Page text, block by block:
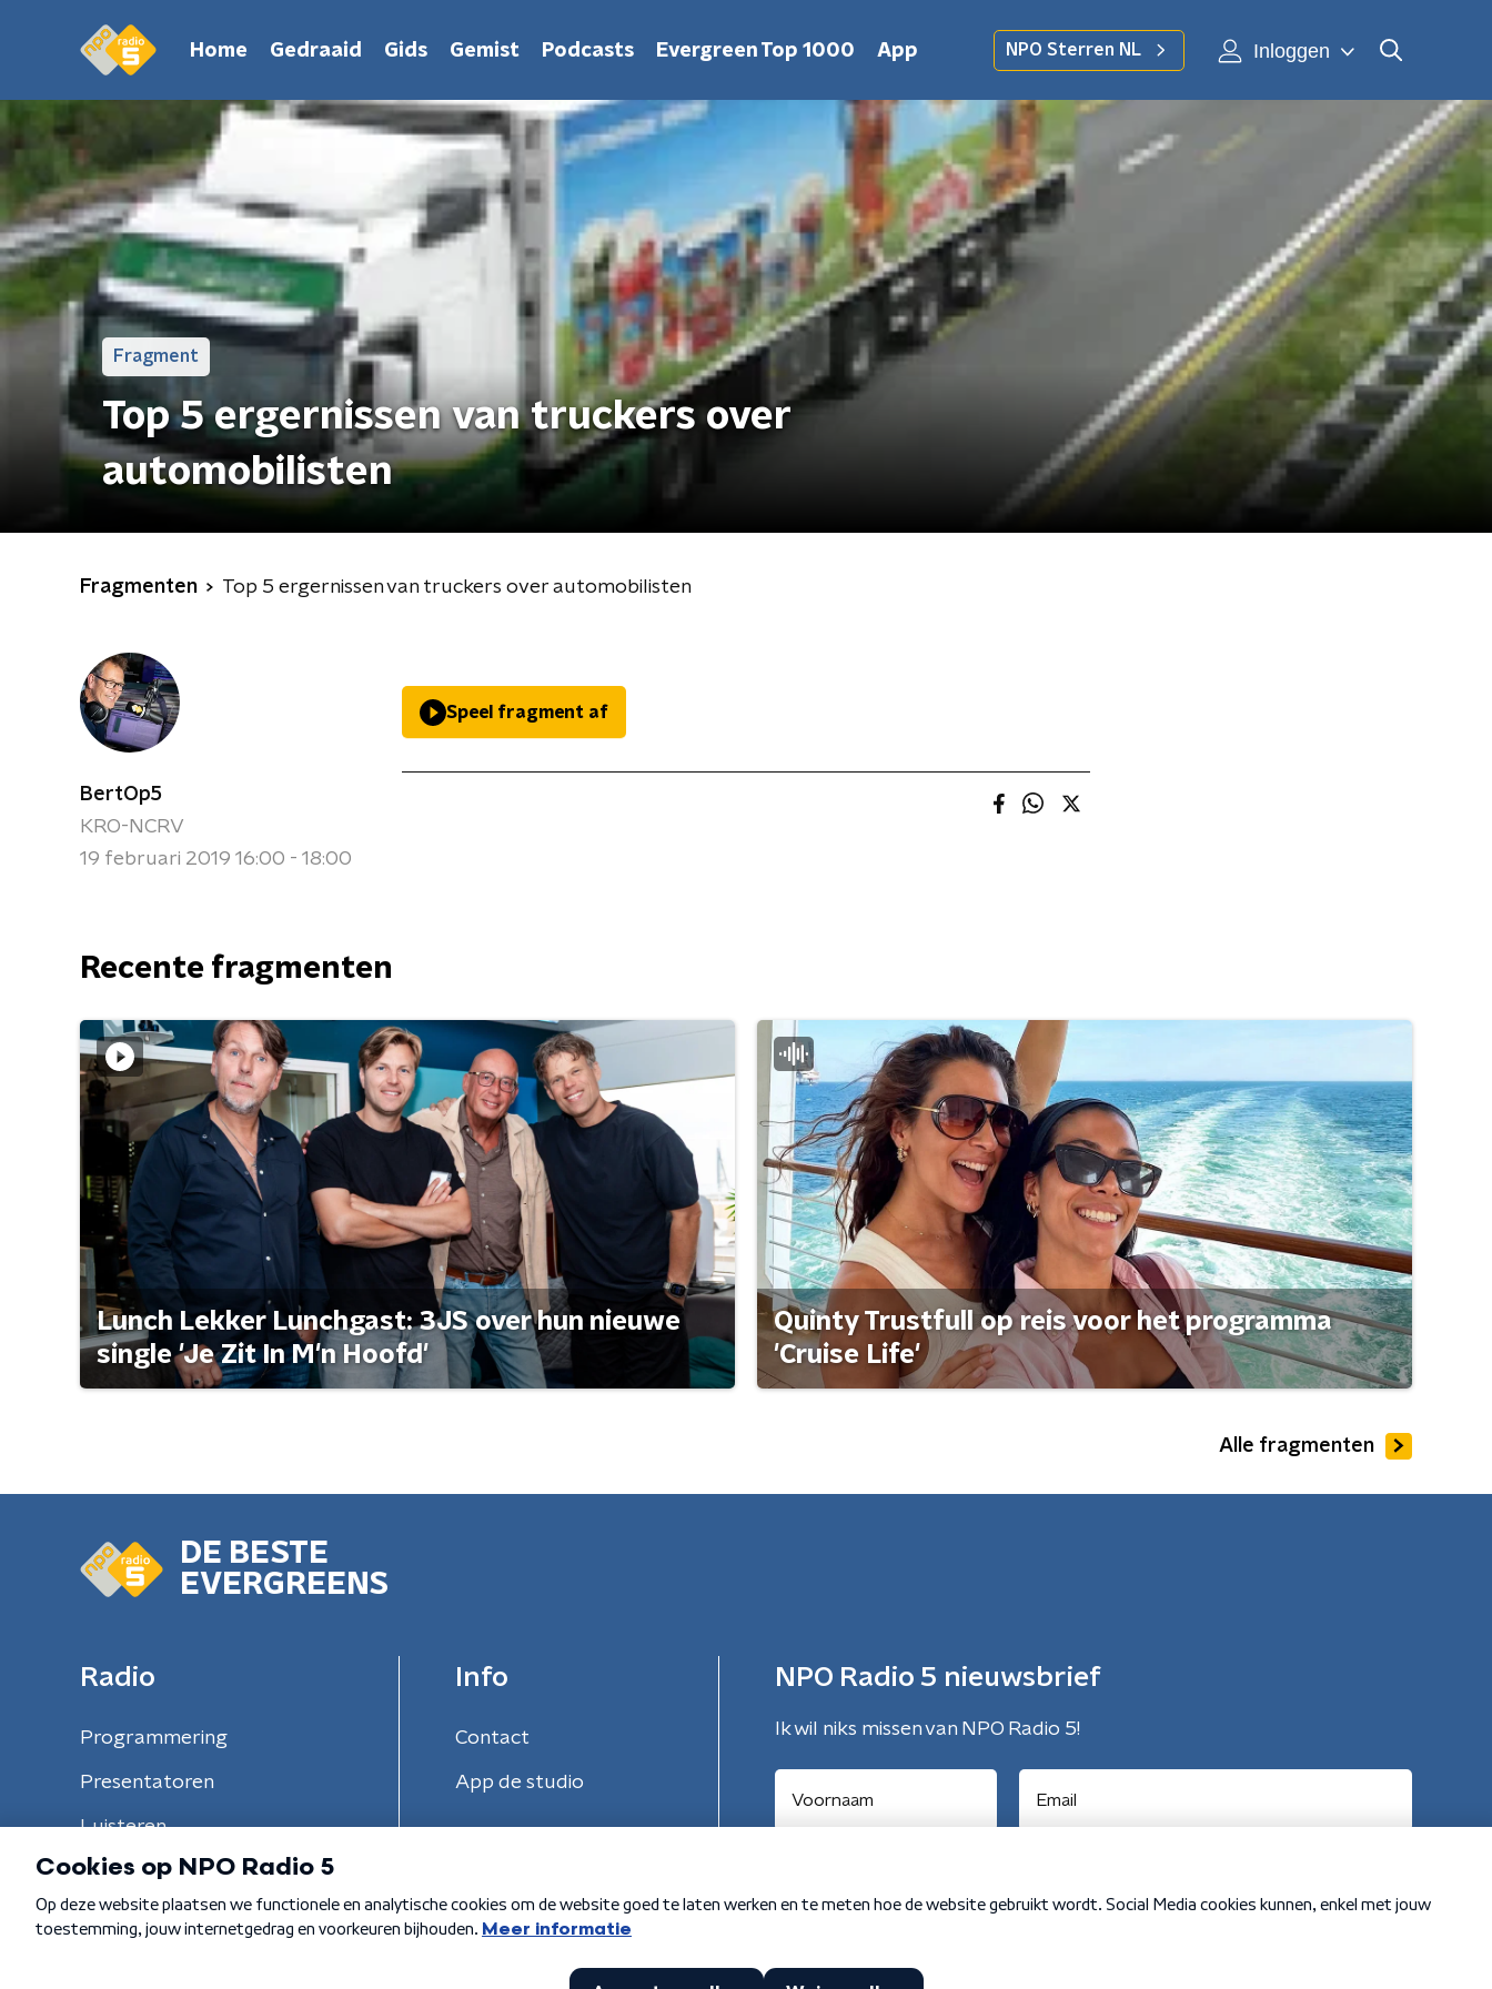
Home Gedraaid Gids Gemist Podcasts Evergreen Top 1000 App NPO Sterren NL Inloggen
Fragment
Top 5 ergernissen van truckers over
automobilisten
Fragmenten Top 5 ergernissen van truckers over automobilisten
BertOp5
KRO-NCRV
19 februari 2019 16:00 - 18:00
Speel fragment af
Recente fragmenten
Lunch Lekker Lunchgast: 3JS over hun nieuwe
single 'Je Zit In M'n Hoofd'
Quinty Trustfull op reis voor het programma
'Cruise Life'
Alle fragmenten
DE BESTE
EVERGREENS
Radio
Programmering
Presentatoren
Luisteren
Info
Contact
App de studio
NPO Radio 5 nieuwsbrief
Ik wil niks missen van NPO Radio 5!
Algemene voorwaarden Privacybeleid